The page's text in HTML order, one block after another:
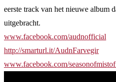
eerste track van het nieuwe album
uitgebracht.
www.facebook.com/audnofficial
http://smarturl.it/AudnFarvegir
www.facebook.com/